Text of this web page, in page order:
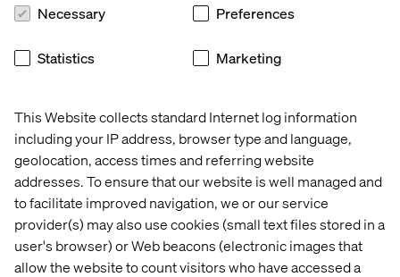
This Website collects standard Internet log information
including your IP address, browser type and language,
geolocation, access times and referring website
addresses. To ensure that our website is well managed and
to facilitate improved navigation, we or our service
provider(s) may also use cookies (small text files stored in a
user's browser) or Web beacons (electronic images that
allow the website to count visitors who have accessed a
Necessary Preferences
Statistics Marketing
Och som alltid när man börjar koda tidigt - det tar längre
Jag ser också några utmaningar. Hur går denna metodik
ihop med att ta fram ett helhetskoncept? Jag har själv
behov av ett övergripande designtänk innan jag börjar
designa på detaljnivå.